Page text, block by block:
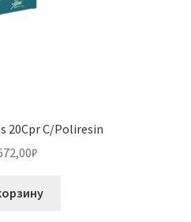
20Cpr C/Poliresin
₽